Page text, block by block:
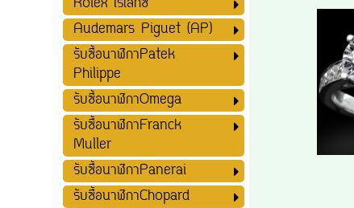
Audemars Piguet (AP)
รับซื้อนาฬิกาPatek
Philippe
รับซื้อนาฬิกาOmega
รับซื้อนาฬิกาFranck
Muller
รับซื้อนาฬิกาPanerai
รับซื้อนาฬิกาChopard